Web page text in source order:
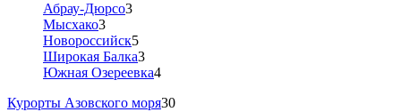
Абрау-Дюрсо3
Мысхако3
Новороссийск5
Широкая Балка3
Южная Озереевка4
Курорты Азовского моря30